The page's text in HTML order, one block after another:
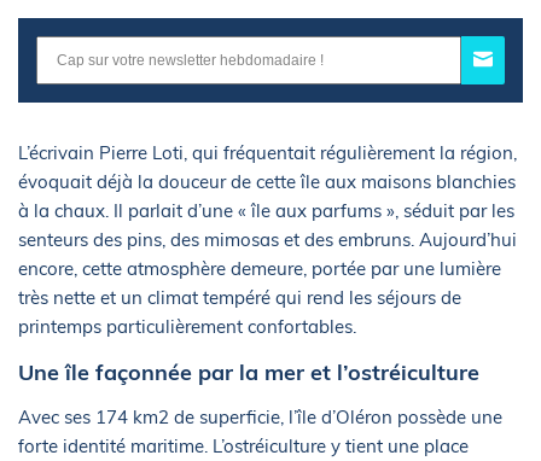
L’écrivain Pierre Loti, qui fréquentait régulièrement la région,
évoquait déjà la douceur de cette île aux maisons blanchies
à la chaux. Il parlait d’une « île aux parfums », séduit par les
senteurs des pins, des mimosas et des embruns. Aujourd’hui
encore, cette atmosphère demeure, portée par une lumière
très nette et un climat tempéré qui rend les séjours de
printemps particulièrement confortables.
Une île façonnée par la mer et l’ostréiculture
Avec ses 174 km2 de superficie, l’île d’Oléron possède une
forte identité maritime. L’ostréiculture y tient une place